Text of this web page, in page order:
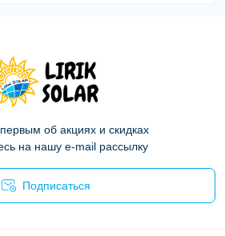
об акциях и скидках
на нашу e-mail рассылку
Подписаться